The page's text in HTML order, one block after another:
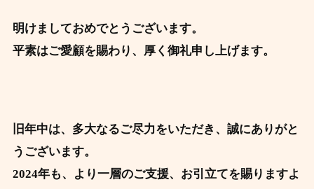
明けましておめでとうございます。
平素はご愛顧を賜わり、厚く御礼申し上げます。
旧年中は、多大なるご尽力をいただき、誠にありがと
うございます。
2024年も、より一層のご支援、お引立てを賜りますよ